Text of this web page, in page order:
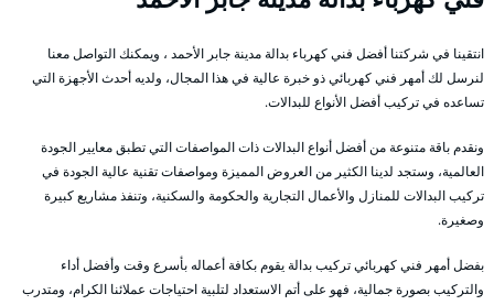
انتقينا في شركتنا أفضل فني كهرباء بدالة مدينة جابر الأحمد ، ويمكنك التواصل معنا
لنرسل لك أمهر فني كهربائي ذو خبرة عالية في هذا المجال، ولديه أحدث الأجهزة التي
تساعده في تركيب أفضل الأنواع للبدالات.
ونقدم باقة متنوعة من أفضل أنواع البدالات ذات المواصفات التي تطبق معايير الجودة
العالمية، وستجد لدينا الكثير من العروض المميزة ومواصفات تقنية عالية الجودة في
تركيب البدالات للمنازل والأعمال التجارية والحكومة والسكنية، وتنفذ مشاريع كبيرة
وصغيرة.
بفضل أمهر فني كهربائي تركيب بدالة يقوم بكافة أعماله بأسرع وقت وأفضل أداء
والتركيب بصورة جمالية، فهو على أتم الاستعداد لتلبية احتياجات عملائنا الكرام، ومتدرب